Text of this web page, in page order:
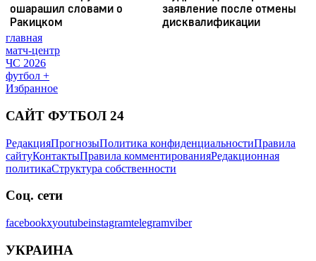
главная
матч-центр
ЧС 2026
футбол +
Избранное
САЙТ ФУТБОЛ 24
РедакцияПрогнозыПолитика конфиденциальностиПравила
сайтуКонтактыПравила комментированияРедакционная
политикаСтруктура собственности
Соц. сети
facebookxyoutubeinstagramtelegramviber
УКРАИНА